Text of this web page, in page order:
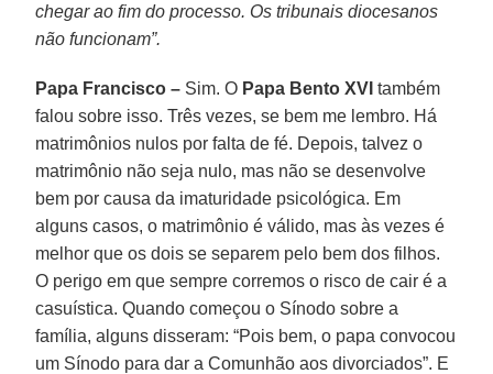
chegar ao fim do processo. Os tribunais diocesanos
não funcionam”.
Papa Francisco – Sim. O Papa Bento XVI também
falou sobre isso. Três vezes, se bem me lembro. Há
matrimônios nulos por falta de fé. Depois, talvez o
matrimônio não seja nulo, mas não se desenvolve
bem por causa da imaturidade psicológica. Em
alguns casos, o matrimônio é válido, mas às vezes é
melhor que os dois se separem pelo bem dos filhos.
O perigo em que sempre corremos o risco de cair é a
casuística. Quando começou o Sínodo sobre a
família, alguns disseram: “Pois bem, o papa convocou
um Sínodo para dar a Comunhão aos divorciados”. E